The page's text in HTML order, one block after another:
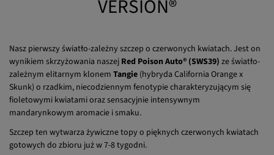
OPIS RED MANDARINE F1 FAST
Nasz pierwszy światło-zależny szczep o czerwonych kwiatach. Jest on
wynikiem skrzyżowania naszejRed Poison Auto® (SWS39)ze światło-
zależnym elitarnym klonemTangie(hybryda California Orange x
Skunk) o rzadkim, niecodziennym fenotypie charakteryzującym się
mandarynkowym aromacie i smaku.